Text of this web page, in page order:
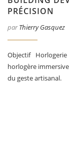
PRÉCISION
parThierry Gasquez
Objectif
horlogère
du geste artisanal.